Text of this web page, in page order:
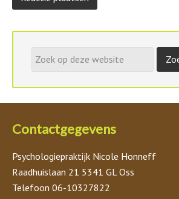
Contactgegevens
Psychologiepraktijk Nicole Honneff
Raadhuislaan 21 5341 GL Oss
Telefoon 06-10327822